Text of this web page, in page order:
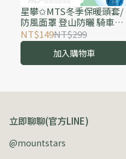
星攀✩MTS冬季保暖頭套/
防風面罩 登山防曬 騎車頭
套/夏季冰絲防曬騎車全罩
安全帽適用 防爆汗防臭/釣
魚全護臉頸脖皆遮蔽
NT$149NT$299
加入購物車
立即聊聊(官方LINE)
@mountstars